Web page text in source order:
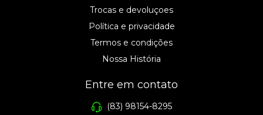
Trocas e devoluçoes
Política e privacidade
Termos e condições
Nossa História
Entre em contato
(83) 98154-8295